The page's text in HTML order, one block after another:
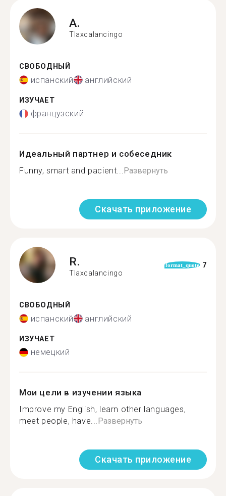
A.
Tlaxcalancingo
СВОБОДНЫЙ
испанский английский
ИЗУЧАЕТ
французский
Идеальный партнер и собеседник
Funny, smart and pacient...Развернуть
Скачать приложение
R.
Tlaxcalancingo
format_quote 7
СВОБОДНЫЙ
испанский английский
ИЗУЧАЕТ
немецкий
Мои цели в изучении языка
Improve my English, learn other languages,
meet people, have...Развернуть
Скачать приложение